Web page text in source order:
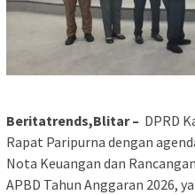
Beritatrends,Blitar – DPRD
Rapat Paripurna dengan
Nota Keuangan dan
APBD Tahun Anggaran 2026,